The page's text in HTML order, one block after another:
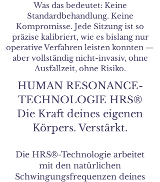
Was das bedeutet: Keine
Standardbehandlung. Keine
Kompromisse. Jede Sitzung ist so
präzise kalibriert, wie es bislang nur
operative Verfahren leisten konnten —
aber vollständig nicht-invasiv, ohne
Ausfallzeit, ohne Risiko.
HUMAN RESONANCE-
TECHNOLOGIE HRS®
Die Kraft deines eigenen
Körpers. Verstärkt.
Die HRS®-Technologie arbeitet
mit den natürlichen
Schwingungsfrequenzen deines